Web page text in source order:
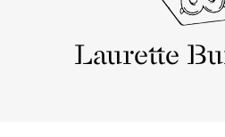
Laurette